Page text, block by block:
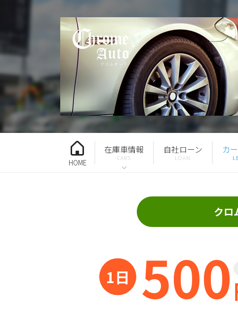
HOME
在庫車情報 自社ローン カ
クロ
500